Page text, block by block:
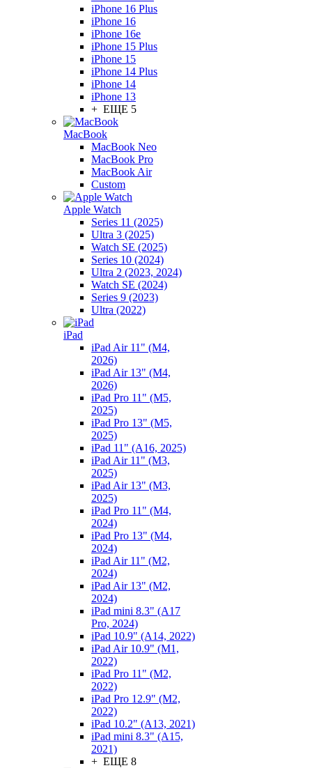
iPhone 16 Plus
iPhone 16
iPhone 16e
iPhone 15 Plus
iPhone 15
iPhone 14 Plus
iPhone 14
iPhone 13
+ ЕЩЕ 5
MacBook
MacBook Neo
MacBook Pro
MacBook Air
Custom
Apple Watch
Series 11 (2025)
Ultra 3 (2025)
Watch SE (2025)
Series 10 (2024)
Ultra 2 (2023, 2024)
Watch SE (2024)
Series 9 (2023)
Ultra (2022)
iPad
iPad Air 11" (M4,
2026)
iPad Air 13" (M4,
2026)
iPad Pro 11" (M5,
2025)
iPad Pro 13" (M5,
2025)
iPad 11" (A16, 2025)
iPad Air 11" (M3,
2025)
iPad Air 13" (M3,
2025)
iPad Pro 11" (M4,
2024)
iPad Pro 13" (M4,
2024)
iPad Air 11" (M2,
2024)
iPad Air 13" (M2,
2024)
iPad mini 8.3" (A17
Pro, 2024)
iPad 10.9" (A14, 2022)
iPad Air 10.9" (M1,
2022)
iPad Pro 11" (M2,
2022)
iPad Pro 12.9" (M2,
2022)
iPad 10.2" (A13, 2021)
iPad mini 8.3" (A15,
2021)
+ ЕЩЕ 8